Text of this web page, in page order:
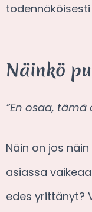
Näinkö
”En osaa, tämä
Näin on jos
asiassa
edes yrittänyt?